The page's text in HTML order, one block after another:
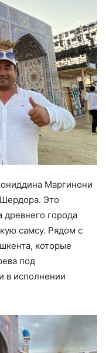
Маргинони
Это
древнего города
самсу. Рядом с
которые
под
в исполнении